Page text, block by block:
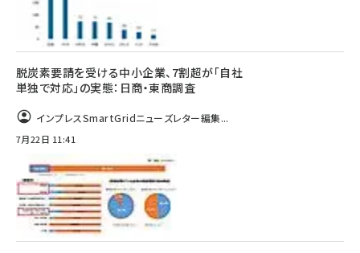
脱炭素要請を受ける中小企業、7割超が「自社
単独で対応」の実態：日商・東商調査
インプレスSmartGridニューズレター編集...
7月22日 11:41